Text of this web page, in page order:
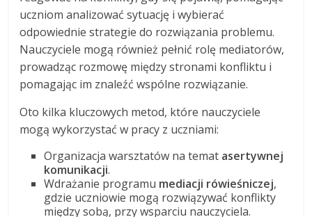
uczniom analizować sytuację i wybierać
odpowiednie strategie do rozwiązania problemu.
Nauczyciele mogą również pełnić rolę mediatorów,
prowadząc rozmowę między stronami konfliktu i
pomagając im znaleźć wspólne rozwiązanie.
Oto kilka kluczowych metod, które nauczyciele
mogą wykorzystać w pracy z uczniami:
Organizacja warsztatów na temat asertywnej
komunikacji.
Wdrażanie programu mediacji rówieśniczej,
gdzie uczniowie mogą rozwiązywać konflikty
między sobą, przy wsparciu nauczyciela.